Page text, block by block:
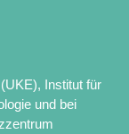
Institut für
und bei